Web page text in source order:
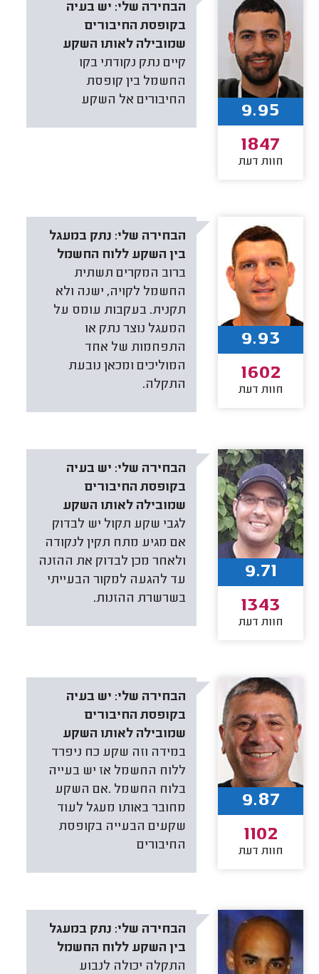
הבחירה שלי: יש בעיה
בקופסת החיבורים
שמובילה לאותו השקע
קיים נתק נקודתי בקו
החשמל בין קופסת
החיבורים אל השקע
9.95
1847
חוות דעת
הבחירה שלי: נתק במעגל
בין השקע ללוח החשמל
ברוב המקרים תשתית
החשמל לקויה, ישנה ולא
תקנית. בעקבות עומס על
המעגל נוצר נתק או
התפחמות של אחד
המוליכים ומכאן נובעת
התקלה.
9.93
1602
חוות דעת
הבחירה שלי: יש בעיה
בקופסת החיבורים
שמובילה לאותו השקע
לגבי שקע תקול יש לבדוק
אם מגיע מתח תקין לנקודה
ולאחר מכן לבדוק את ההזנה
עד להגעה למקור הבעייתי
בשרשרת ההזנות.
9.71
1343
חוות דעת
הבחירה שלי: יש בעיה
בקופסת החיבורים
שמובילה לאותו השקע
במידה וזה שקע כח ניפרד
ללוח החשמל אז יש בעייה
בלוח החשמל .אם השקע
מחובר באותו מעגל לעוד
שקעים הבעייה בקופסת
החיבורים
9.87
1102
חוות דעת
הבחירה שלי: נתק במעגל
בין השקע ללוח החשמל
התקלה יכולה לנבוע